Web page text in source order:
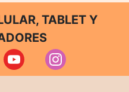
TABLET Y